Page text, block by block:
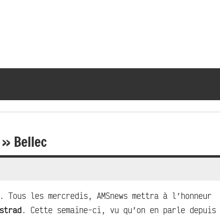
Bellec
. Tous les mercredis, AMSnews mettra à l’honneur
. Cette semaine-ci, vu qu’on en parle depuis